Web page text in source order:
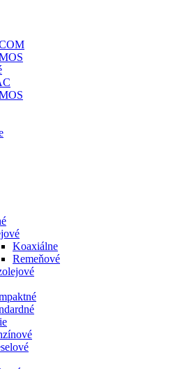
Koaxiálne
Remeňové